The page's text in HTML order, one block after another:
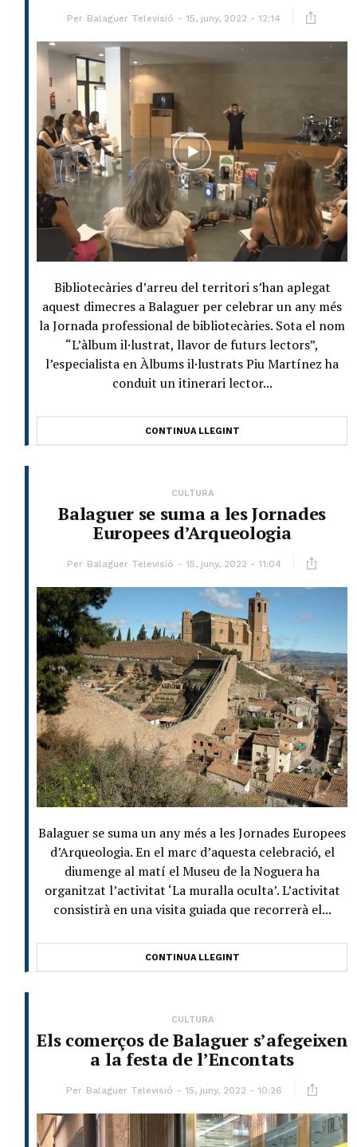
Per Balaguer Televisió 15, juny, 2022 - 12:14
Bibliotecàries d’arreu del territori s’han aplegat
aquest dimecres a Balaguer per celebrar un any més
la Jornada professional de bibliotecàries. Sota el nom
“L’àlbum il·lustrat, llavor de futurs lectors”,
l’especialista en Àlbums il·lustrats Piu Martínez ha
conduit un itinerari lector...
CONTINUA LLEGINT
CULTURA
Balaguer se suma a les Jornades
Europees d’Arqueologia
Per Balaguer Televisió 15, juny, 2022 - 11:04
Balaguer se suma un any més a les Jornades Europees
d’Arqueologia. En el marc d’aquesta celebració, el
diumenge al matí el Museu de la Noguera ha
organitzat l’activitat ‘La muralla oculta’. L’activitat
consistirà en una visita guiada que recorrerà el...
CONTINUA LLEGINT
CULTURA
Els comerços de Balaguer s’afegeixen
a la festa de l’Encontats
Per Balaguer Televisió 15, juny, 2022 - 10:26